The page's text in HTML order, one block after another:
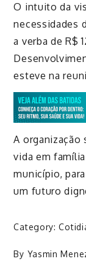
O intuito da
necessidades
a verba de R$
esteve na
A organização
vida em
município,
um futuro
Category:
By Yasmin